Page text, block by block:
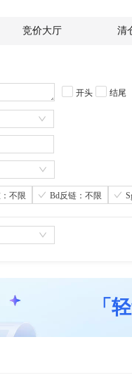
竞价大厅 清
开头 结尾
不限 Bd反链：不限
「